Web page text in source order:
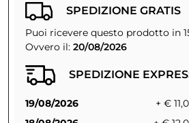
SPEDIZIONE GRATIS
Puoi ricevere questo prodotto in
Ovvero il: 20/08/2026
SPEDIZIONE
19/08/2026
+ €